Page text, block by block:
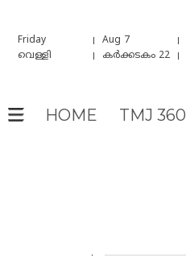
Friday Aug 7
വെള്ളി
കർക്കടകം 22
HOME TMJ 360